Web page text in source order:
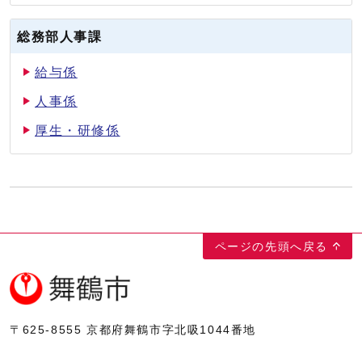
総務部人事課
給与係
人事係
厚生・研修係
ページの先頭へ戻る
〒625-8555 京都府舞鶴市字北吸1044番地